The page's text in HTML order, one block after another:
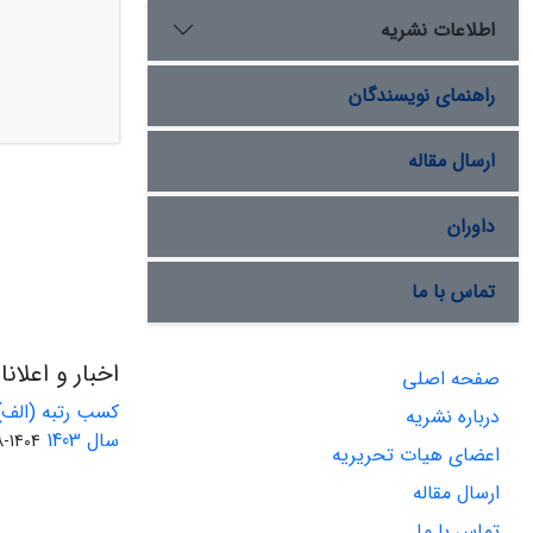
اطلاعات نشریه
راهنمای نویسندگان
ارسال مقاله
داوران
تماس با ما
صفحه اصلی
درباره نشریه
اعضای هیات تحریریه
ارسال مقاله
اخبار و
کسب رتبه
سال 1403
1404-08-01